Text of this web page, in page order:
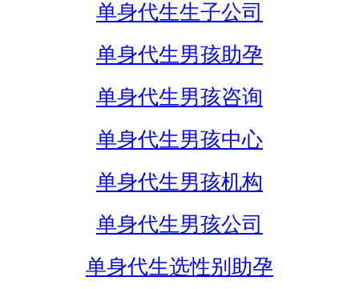
单身代生生子公司
单身代生男孩助孕
单身代生男孩咨询
单身代生男孩中心
单身代生男孩机构
单身代生男孩公司
单身代生选性别助孕